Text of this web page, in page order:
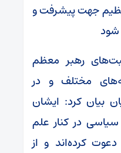
عظیم جهت پیشرفت و
شود
رهبر معظم
مختلف و در
بیان کرد: ایشان
در کنار علم
کرده‌اند و از